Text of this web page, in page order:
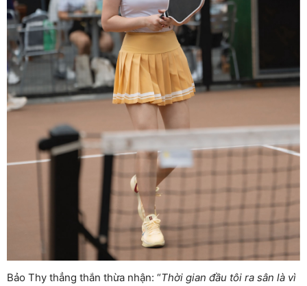
Bảo Thy thẳng thắn thừa nhận: “Thời gian đầu tôi ra sân là vì